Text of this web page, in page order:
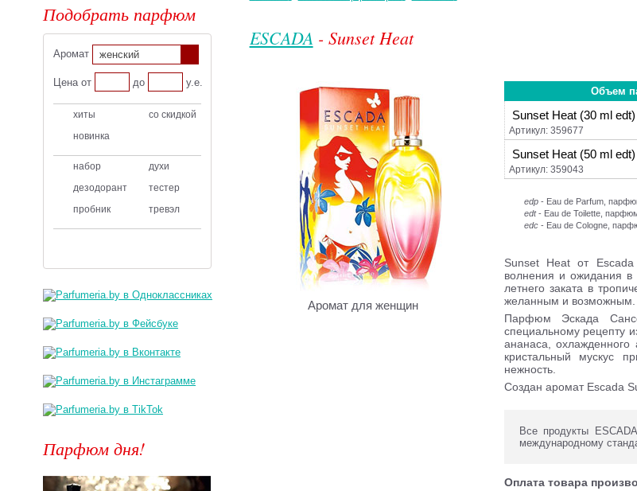
ESCADA- Sunset Heat
Аромат для женщин
Объем
Sunset Heat (30 ml edt)
Артикул: 359677
Sunset Heat (50 ml edt)
Артикул: 359043
edp- Eau de Parfum,
edt- Eau de Toilette,
edc- Eau de Cologne,
Sunset Heat от
волнения и ожидания в
летнего заката в
желанным и возможным.
Парфюм Эскада
специальному рецепту
ананаса, охлажденного
кристальный мускус
нежность.
Создан аромат Escada
Все продукты
международному
Оплата товара
Подобрать парфюм
Аромат женский
Цена от до у.е.
хиты
со скидкой
новинка
набор
духи
дезодорант
тестер
пробник
тревэл
Парфюм дня!